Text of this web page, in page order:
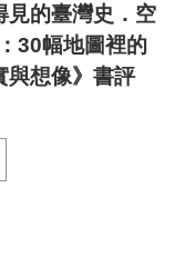
見的臺灣史．空
30幅地圖裡的
與想像》書評